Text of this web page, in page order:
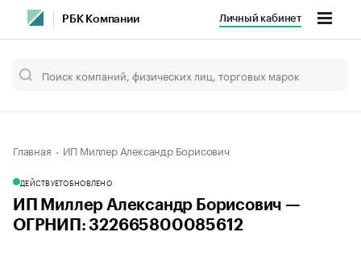
РБК Компании Личный кабинет
Главная ИП Миллер Александр Борисович
ДЕЙСТВУЕТОБНОВЛЕНО
ИП Миллер Александр Борисович —
ОГРНИП: 322665800085612